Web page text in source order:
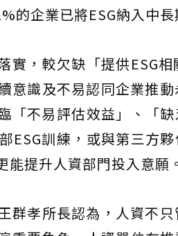
的企業已將ESG納入中
實，較欠缺「提供ESG
意識及不易認同企業推
「不易評估效益」、「
ESG訓練，或與第三方
提升人資部門投入意願。
群孝所長認為，人資不